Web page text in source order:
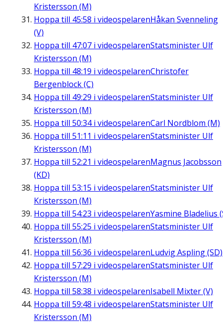
Kristersson (M)
Hoppa till 45:58 i videospelarenHåkan Svenneling
(V)
Hoppa till 47:07 i videospelarenStatsminister Ulf
Kristersson (M)
Hoppa till 48:19 i videospelarenChristofer
Bergenblock (C)
Hoppa till 49:29 i videospelarenStatsminister Ulf
Kristersson (M)
Hoppa till 50:34i videospelarenCarl Nordblom (M)
Hoppa till 51:11 i videospelarenStatsminister Ulf
Kristersson (M)
Hoppa till 52:21 i videospelarenMagnus Jacobsson
(KD)
Hoppa till 53:15 i videospelarenStatsminister Ulf
Kristersson (M)
Hoppa till 54:23 i videospelarenYasmine Bladelius
Hoppa till 55:25 i videospelarenStatsminister Ulf
Kristersson (M)
Hoppa till 56:36 i videospelarenLudvig Aspling (SD)
Hoppa till 57:29 i videospelarenStatsminister Ulf
Kristersson (M)
Hoppa till 58:38 i videospelarenIsabell Mixter (V)
Hoppa till 59:48 i videospelarenStatsminister Ulf
Kristersson (M)